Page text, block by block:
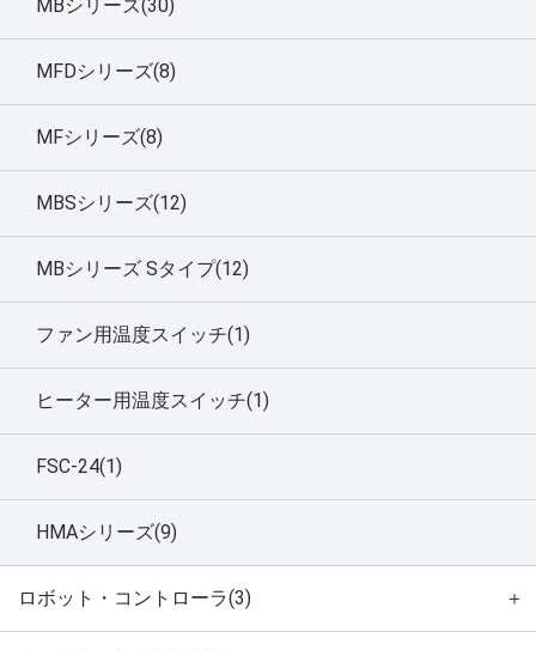
MBシリーズ(30)
MFDシリーズ(8)
MFシリーズ(8)
MBSシリーズ(12)
MBシリーズ Sタイプ(12)
ファン用温度スイッチ(1)
ヒーター用温度スイッチ(1)
FSC-24(1)
HMAシリーズ(9)
ロボット・コントローラ(3) ＋